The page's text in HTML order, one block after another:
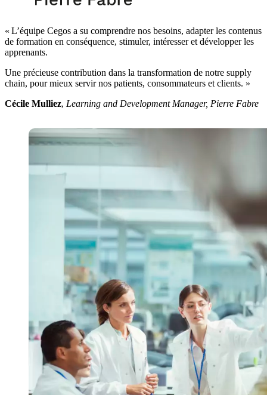
« L’équipe Cegos a su comprendre nos besoins, adapter les contenus
de formation en conséquence, stimuler, intéresser et développer les
apprenants.
Une précieuse contribution dans la transformation de notre supply
chain, pour mieux servir nos patients, consommateurs et clients. »
Cécile Mulliez, Learning and Development Manager, Pierre Fabre